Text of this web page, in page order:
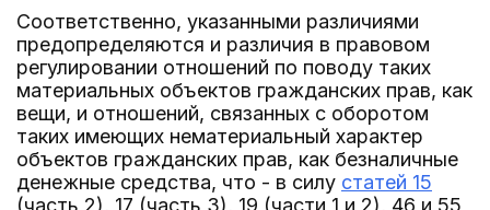
Соответственно, указанными различиями
предопределяются и различия в правовом
регулировании отношений по поводу таких
материальных объектов гражданских прав, как
вещи, и отношений, связанных с оборотом
таких имеющих нематериальный характер
объектов гражданских прав, как безналичные
денежные средства, что - в силу статей 15
(часть 2), 17 (часть 3), 19 (части 1 и 2), 46 и 55